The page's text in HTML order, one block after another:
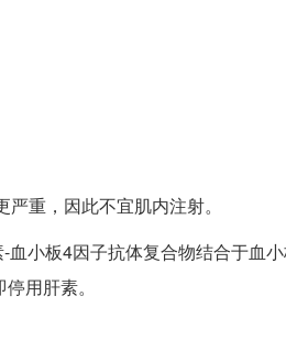
重，因此不宜肌内注射。
小板4因子抗体复合物结合于血
用肝素。